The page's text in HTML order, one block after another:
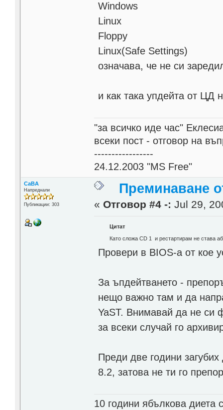
Windows
Linux
Floppy
Linux(Safe Settings)
означава, че не си
и как така упдейта от ЦД
"за всичко иде час"
всеки пост - отговор на
-----------------
24.12.2003 "MS Free"
CaBA
Напреднали
Публикации: 303
Преминаване
« Отговор #4 -: Jul 29,
Цитат
Като сложа CD 1 и рестартирам не става
Провери в BIOS-а от кое
За ъпдейтването -
нещо важно там и да
YaST. Внимавай да не си
за всеки случай го
Преди две години
8.2, затова не ти го
10 години ябълкова диета